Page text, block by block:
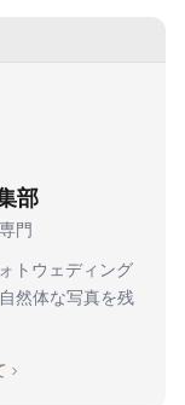
部
門
トウェディング
然体な写真を残